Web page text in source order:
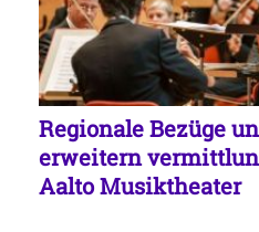
Regionale Bezüge
erweitern
Aalto Musiktheater